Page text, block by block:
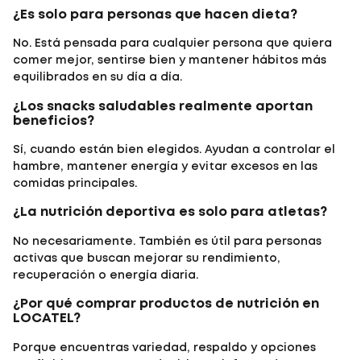
¿Es solo para personas que hacen dieta?
No. Está pensada para cualquier persona que quiera
comer mejor, sentirse bien y mantener hábitos más
equilibrados en su día a día.
¿Los snacks saludables realmente aportan
beneficios?
Sí, cuando están bien elegidos. Ayudan a controlar el
hambre, mantener energía y evitar excesos en las
comidas principales.
¿La nutrición deportiva es solo para atletas?
No necesariamente. También es útil para personas
activas que buscan mejorar su rendimiento,
recuperación o energía diaria.
¿Por qué comprar productos de nutrición en
LOCATEL?
Porque encuentras variedad, respaldo y opciones